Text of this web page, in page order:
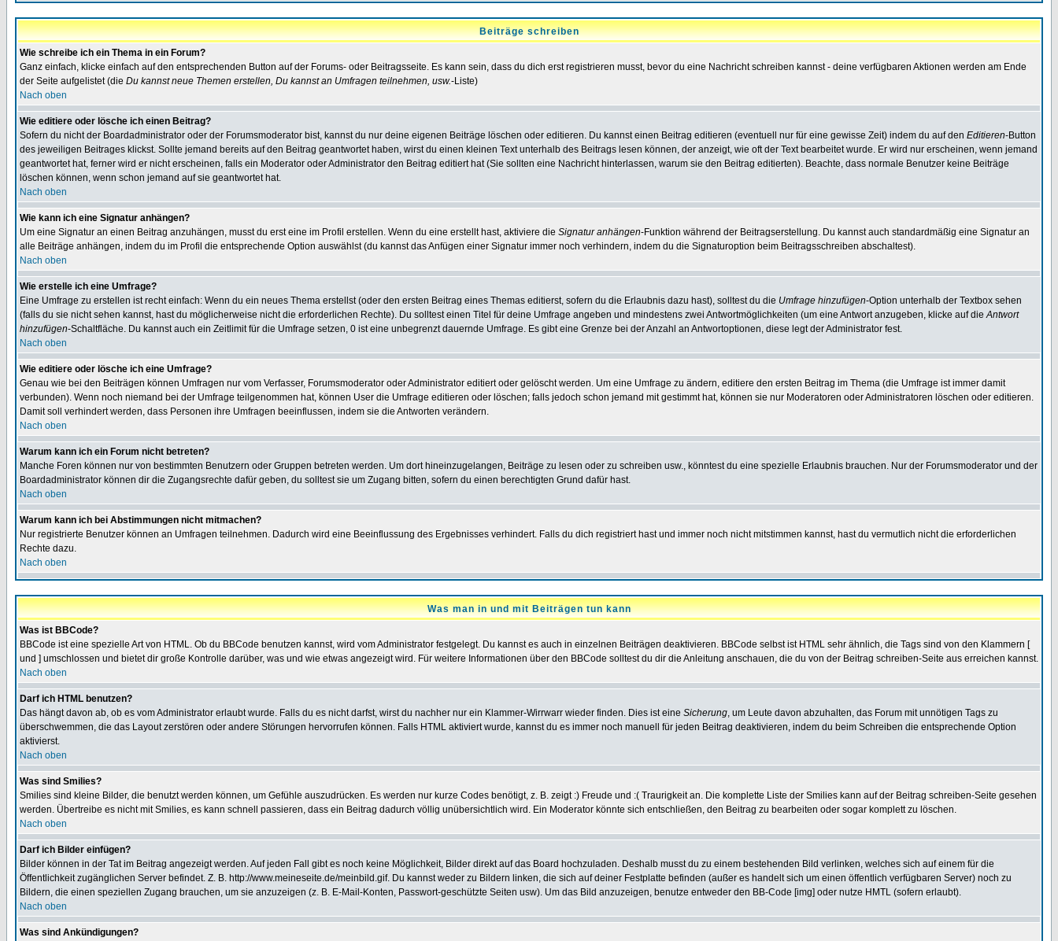
Beiträge schreiben
Wie schreibe ich ein Thema in ein Forum?
Ganz einfach, klicke einfach auf den entsprechenden Button auf der Forums- oder Beitragsseite. Es kann sein, dass du dich erst registrieren musst, bevor du eine Nachricht schreiben kannst - deine verfügbaren Aktionen werden am Ende
der Seite aufgelistet (die Du kannst neue Themen erstellen, Du kannst an Umfragen teilnehmen, usw.-Liste)
Nach oben
Wie editiere oder lösche ich einen Beitrag?
Sofern du nicht der Boardadministrator oder der Forumsmoderator bist, kannst du nur deine eigenen Beiträge löschen oder editieren. Du kannst einen Beitrag editieren (eventuell nur für eine gewisse Zeit) indem du auf den Editieren-Button
des jeweiligen Beitrages klickst. Sollte jemand bereits auf den Beitrag geantwortet haben, wirst du einen kleinen Text unterhalb des Beitrags lesen können, der anzeigt, wie oft der Text bearbeitet wurde. Er wird nur erscheinen, wenn jemand
geantwortet hat, ferner wird er nicht erscheinen, falls ein Moderator oder Administrator den Beitrag editiert hat (Sie sollten eine Nachricht hinterlassen, warum sie den Beitrag editierten). Beachte, dass normale Benutzer keine Beiträge
löschen können, wenn schon jemand auf sie geantwortet hat.
Nach oben
Wie kann ich eine Signatur anhängen?
Um eine Signatur an einen Beitrag anzuhängen, musst du erst eine im Profil erstellen. Wenn du eine erstellt hast, aktiviere die Signatur anhängen-Funktion während der Beitragserstellung. Du kannst auch standardmäßig eine Signatur an
alle Beiträge anhängen, indem du im Profil die entsprechende Option auswählst (du kannst das Anfügen einer Signatur immer noch verhindern, indem du die Signaturoption beim Beitragsschreiben abschaltest).
Nach oben
Wie erstelle ich eine Umfrage?
Eine Umfrage zu erstellen ist recht einfach: Wenn du ein neues Thema erstellst (oder den ersten Beitrag eines Themas editierst, sofern du die Erlaubnis dazu hast), solltest du die Umfrage hinzufügen-Option unterhalb der Textbox sehen
(falls du sie nicht sehen kannst, hast du möglicherweise nicht die erforderlichen Rechte). Du solltest einen Titel für deine Umfrage angeben und mindestens zwei Antwortmöglichkeiten (um eine Antwort anzugeben, klicke auf dieAntwort
hinzufügen-Schaltfläche. Du kannst auch ein Zeitlimit für die Umfrage setzen, 0 ist eine unbegrenzt dauernde Umfrage. Es gibt eine Grenze bei der Anzahl an Antwortoptionen, diese legt der Administrator fest.
Nach oben
Wie editiere oder lösche ich eine Umfrage?
Genau wie bei den Beiträgen können Umfragen nur vom Verfasser, Forumsmoderator oder Administrator editiert oder gelöscht werden. Um eine Umfrage zu ändern, editiere den ersten Beitrag im Thema (die Umfrage ist immer damit
verbunden). Wenn noch niemand bei der Umfrage teilgenommen hat, können User die Umfrage editieren oder löschen; falls jedoch schon jemand mit gestimmt hat, können sie nur Moderatoren oder Administratoren löschen oder editieren.
Damit soll verhindert werden, dass Personen ihre Umfragen beeinflussen, indem sie die Antworten verändern.
Nach oben
Warum kann ich ein Forum nicht betreten?
Manche Foren können nur von bestimmten Benutzern oder Gruppen betreten werden. Um dort hineinzugelangen, Beiträge zu lesen oder zu schreiben usw., könntest du eine spezielle Erlaubnis brauchen. Nur der Forumsmoderator und der
Boardadministrator können dir die Zugangsrechte dafür geben, du solltest sie um Zugang bitten, sofern du einen berechtigten Grund dafür hast.
Nach oben
Warum kann ich bei Abstimmungen nicht mitmachen?
Nur registrierte Benutzer können an Umfragen teilnehmen. Dadurch wird eine Beeinflussung des Ergebnisses verhindert. Falls du dich registriert hast und immer noch nicht mitstimmen kannst, hast du vermutlich nicht die erforderlichen
Rechte dazu.
Nach oben
Was man in und mit Beiträgen tun kann
Was ist BBCode?
BBCode ist eine spezielle Art von HTML. Ob du BBCode benutzen kannst, wird vom Administrator festgelegt. Du kannst es auch in einzelnen Beiträgen deaktivieren. BBCode selbst ist HTML sehr ähnlich, die Tags sind von den Klammern [
und ] umschlossen und bietet dir große Kontrolle darüber, was und wie etwas angezeigt wird. Für weitere Informationen über den BBCode solltest du dir die Anleitung anschauen, die du von der Beitrag schreiben-Seite aus erreichen kannst.
Nach oben
Darf ich HTML benutzen?
Das hängt davon ab, ob es vom Administrator erlaubt wurde. Falls du es nicht darfst, wirst du nachher nur ein Klammer-Wirrwarr wieder finden. Dies ist eine Sicherung, um Leute davon abzuhalten, das Forum mit unnötigen Tags zu
überschwemmen, die das Layout zerstören oder andere Störungen hervorrufen können. Falls HTML aktiviert wurde, kannst du es immer noch manuell für jeden Beitrag deaktivieren, indem du beim Schreiben die entsprechende Option
aktivierst.
Nach oben
Was sind Smilies?
Smilies sind kleine Bilder, die benutzt werden können, um Gefühle auszudrücken. Es werden nur kurze Codes benötigt, z. B. zeigt :) Freude und :( Traurigkeit an. Die komplette Liste der Smilies kann auf der Beitrag schreiben-Seite gesehen
werden. Übertreibe es nicht mit Smilies, es kann schnell passieren, dass ein Beitrag dadurch völlig unübersichtlich wird. Ein Moderator könnte sich entschließen, den Beitrag zu bearbeiten oder sogar komplett zu löschen.
Nach oben
Darf ich Bilder einfügen?
Bilder können in der Tat im Beitrag angezeigt werden. Auf jeden Fall gibt es noch keine Möglichkeit, Bilder direkt auf das Board hochzuladen. Deshalb musst du zu einem bestehenden Bild verlinken, welches sich auf einem für die
Öffentlichkeit zugänglichen Server befindet. Z. B. http://www.meineseite.de/meinbild.gif. Du kannst weder zu Bildern linken, die sich auf deiner Festplatte befinden (außer es handelt sich um einen öffentlich verfügbaren Server) noch zu
Bildern, die einen speziellen Zugang brauchen, um sie anzuzeigen (z. B. E-Mail-Konten, Passwort-geschützte Seiten usw). Um das Bild anzuzeigen, benutze entweder den BB-Code [img] oder nutze HMTL (sofern erlaubt).
Nach oben
Was sind Ankündigungen?